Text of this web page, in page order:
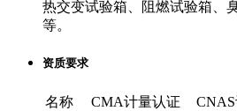
热交变试验箱、阻燃试验箱、
等。
资质要求
名称 CMA计量认证
CNAS